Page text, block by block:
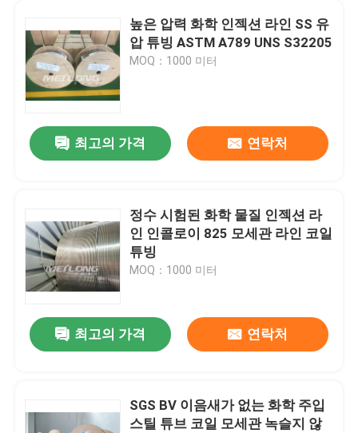
높은 압력 화학 인젝션 라인 SS 유
압 튜빙 ASTM A789 UNS S32205
MOQ：1000 미터
최고의 가격 연락처
정수 시험된 화학 물질 인젝션 라
인 인콜로이 825 모세관 라인 코일
튜빙
MOQ：1000 미터
최고의 가격 연락처
SGS BV 이음새가 없는 화학 주입
스틸 튜브 코일 모세관 녹슬지 않